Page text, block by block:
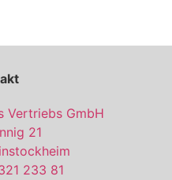
Vertriebs GmbH
21
233 81